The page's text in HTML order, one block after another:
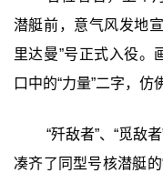
潜艇前，意气风发地
里达曼”号正式入役。
口中的“力量”二字，仿
“歼敌者”、“觅敌
凑齐了同型号核潜艇